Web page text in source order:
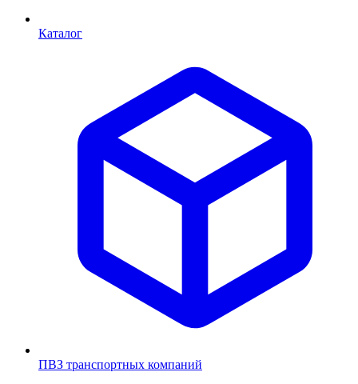
Каталог
ПВЗ транспортных компаний